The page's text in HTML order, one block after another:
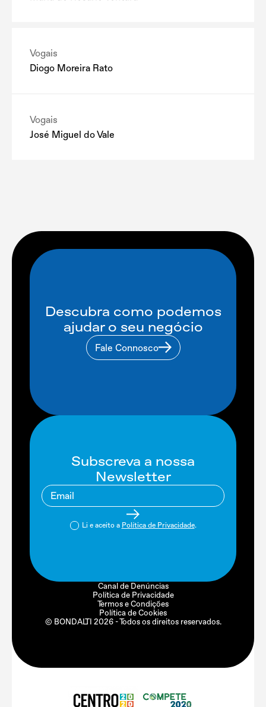
Vogais
Diogo Moreira Rato
Vogais
José Miguel do Vale
Descubra como podemos
ajudar o seu negócio
Fale Connosco
Subscreva a nossa
Newsletter
Li e aceito a Política de Privacidade.
© BONDALTI 2026- Todos os direitos reservados.
Canal de Denúncias
Política de Privacidade
Termos e Condições
Política de Cookies